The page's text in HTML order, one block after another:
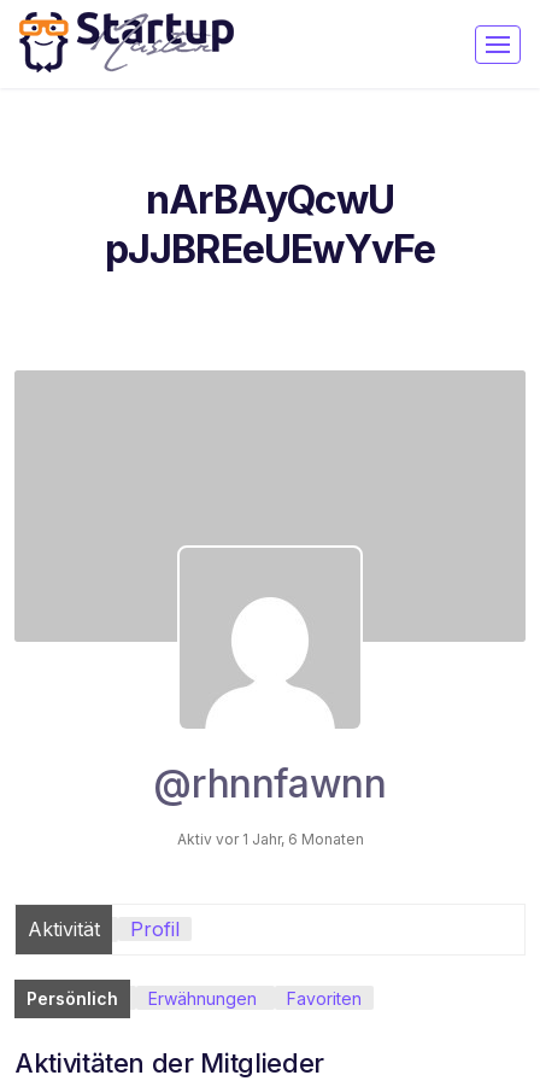
nArBAyQcwU
pJJBREeUEwYvFe
@rhnnfawnn
Aktiv vor 1 Jahr, 6 Monaten
Aktivität Profil
Persönlich Erwähnungen Favoriten
Aktivitäten der Mitglieder